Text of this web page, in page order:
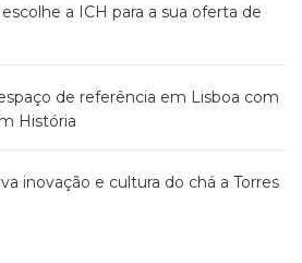
a ICH para a sua oferta de
de referência em Lisboa com
História
inovação e cultura do chá a Torres